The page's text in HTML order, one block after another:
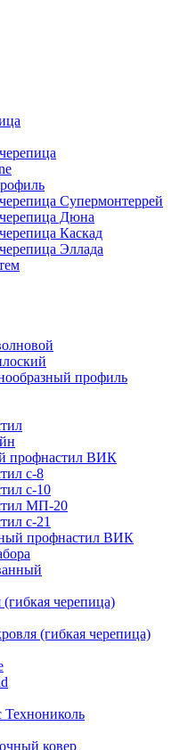
Супермонтеррей
Дюна
Каскад
Эллада
профиль
профнастил ВИК
с-8
с-10
МП-20
с-21
профнастил ВИК
черепица)
(гибкая черепица)
ковер